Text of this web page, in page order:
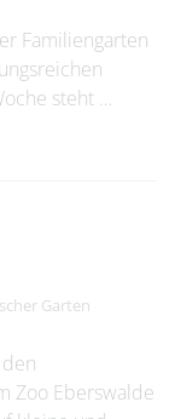
Familiengarten
steht …
Garten
Zoo Eberswalde